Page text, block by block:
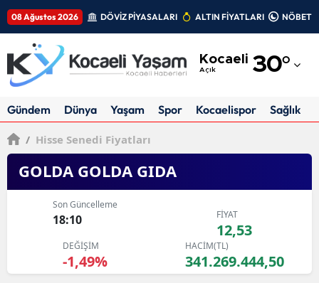
08 Ağustos 2026 DÖVİZ PİYASALARI ALTIN FİYATLARI
Kocaeli
Açık 30°
Adıyaman
Ankara
Antalya
Artvin
Aydın
Gündem Dünya Yaşam Spor Kocaelispor Sağlık
/ Hisse Senedi Fiyatları
GOLDA GOLDA GIDA
Son Güncelleme
18:10 FİYAT
12,53
DEĞİŞİM
-1,49%
HACİM(TL)
341.269.444,50